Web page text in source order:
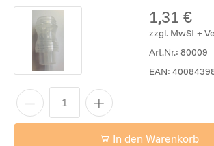
1,31 €
zzgl. MwSt +
Art.Nr.:80009
EAN:
In den Warenkorb